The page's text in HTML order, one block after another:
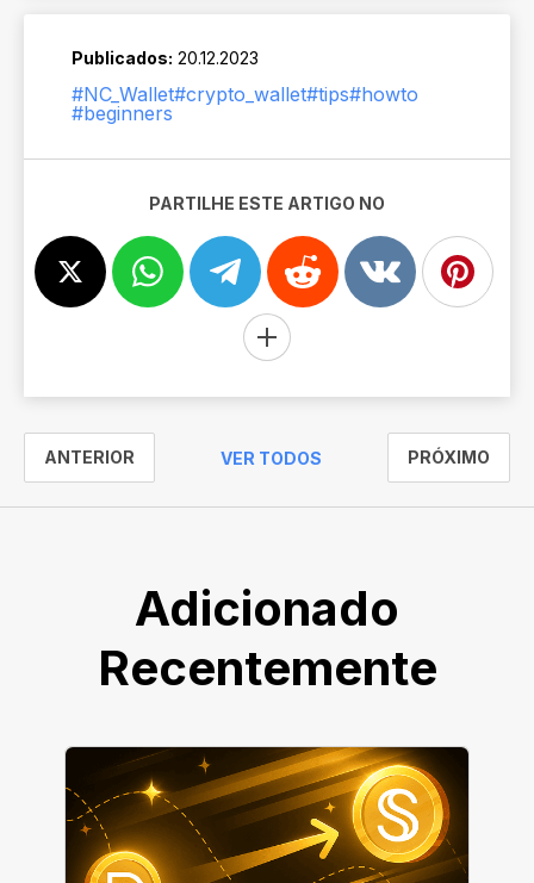
Publicados: 20.12.2023
#NC_Wallet#crypto_wallet#tips#howto
#beginners
PARTILHE ESTE ARTIGO NO
ANTERIOR VER TODOS PRÓXIMO
Adicionado
Recentemente